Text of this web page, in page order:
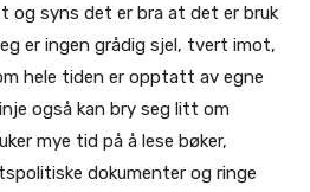
og syns det er bra at det er bruk
er ingen grådig sjel, tvert imot,
hele tiden er opptatt av egne
også kan bry seg litt om
mye tid på å lese bøker,
dokumenter og ringe